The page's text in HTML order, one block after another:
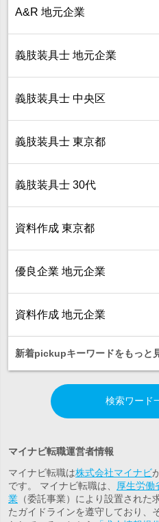
A&R 地元企業
義肢装具士 地元企業
義肢装具士 中央区
義肢装具士 東京都
義肢装具士 30代
資料作成 東京都
優良企業 地元企業
資料作成 地元企業
新着pickupキーワードをもっと
検索ワード
マイナビ転職運営者情報
マイナビ転職は株式会社マイナビ
です。 マイナビ転職は、
厚生労働
業 （委託事業）により設置され
たガイドラインを遵守しており、